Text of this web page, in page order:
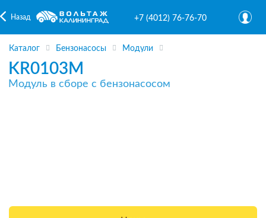
Назад +7 (4012) 76-76-70
Каталог Бензонасосы Модули
KR0103M
Модуль в сборе с бензонасосом